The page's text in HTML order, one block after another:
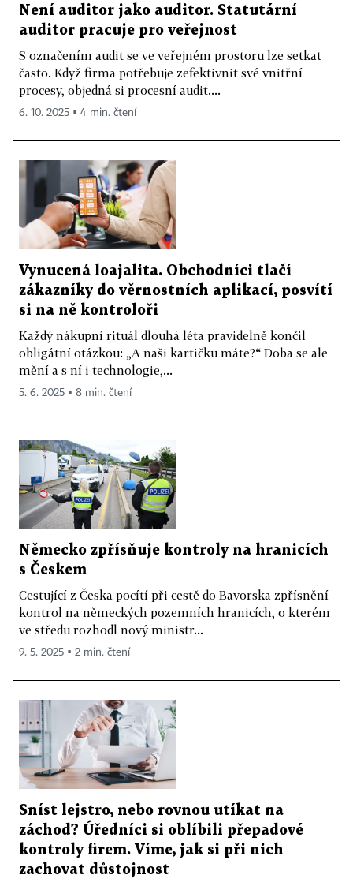
Není auditor jako auditor. Statutární
auditor pracuje pro veřejnost
S označením audit se ve veřejném prostoru lze setkat
často. Když firma potřebuje zefektivnit své vnitřní
procesy, objedná si procesní audit....
6. 10. 2025 ▪ 4 min. čtení
Vynucená loajalita. Obchodníci tlačí
zákazníky do věrnostních aplikací, posvítí
si na ně kontroloři
Každý nákupní rituál dlouhá léta pravidelně končil
obligátní otázkou: „A naši kartičku máte?“ Doba se ale
mění a s ní i technologie,...
5. 6. 2025 ▪ 8 min. čtení
Německo zpřísňuje kontroly na hranicích
s Českem
Cestující z Česka pocítí při cestě do Bavorska zpřísnění
kontrol na německých pozemních hranicích, o kterém
ve středu rozhodl nový ministr...
9. 5. 2025 ▪ 2 min. čtení
Sníst lejstro, nebo rovnou utíkat na
záchod? Úředníci si oblíbili přepadové
kontroly firem. Víme, jak si při nich
zachovat důstojnost